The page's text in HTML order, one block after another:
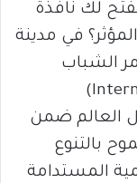
لك نافذة
في مدينة
الشباب
الدولي (International Youth Convention)
العالم ضمن
بالتنوع
المستدامة